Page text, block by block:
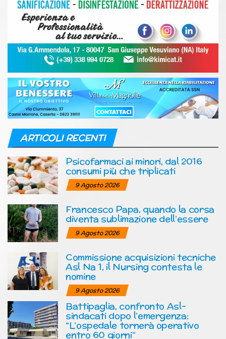
ARTICOLI RECENTI
Psicofarmaci ai minori, dal 2016
consumi più che triplicati
9 Agosto 2026
Francesco Papa, quando la corsa
diventa sublimazione dell’essere
9 Agosto 2026
Commissione acquisizioni tecniche
Asl Na 1, il Nursing contesta le
nomine
9 Agosto 2026
Battipaglia, confronto Asl-
sindacati dopo l’emergenza:
“L’ospedale tornerà operativo
entro 60 giorni”